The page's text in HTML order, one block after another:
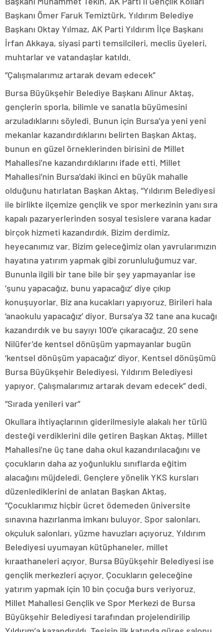
Başkanı Ömer Faruk Temiztürk, Yıldırım Belediye
Başkanı Oktay Yılmaz, AK Parti Yıldırım İlçe Başkanı
İrfan Akkaya, siyasi parti temsilcileri, meclis üyeleri,
muhtarlar ve vatandaşlar katıldı.
“Çalışmalarımız artarak devam edecek”
Bursa Büyükşehir Belediye Başkanı Alinur Aktaş,
gençlerin sporla, bilimle ve sanatla büyümesini
arzuladıklarını söyledi. Bunun için Bursa’ya yeni yeni
mekanlar kazandırdıklarını belirten Başkan Aktaş,
bunun en güzel örneklerinden birisini de Millet
Mahallesi’ne kazandırdıklarını ifade etti. Millet
Mahallesi’nin Bursa’daki ikinci en büyük mahalle
olduğunu hatırlatan Başkan Aktaş, “Yıldırım Belediyesi
ile birlikte ilçemize gençlik ve spor merkezinin yanı sıra
kapalı pazaryerlerinden sosyal tesislere varana kadar
birçok hizmeti kazandırdık. Bizim derdimiz,
heyecanımız var. Bizim geleceğimiz olan yavrularımızın
hayatına yatırım yapmak gibi zorunluluğumuz var.
Bununla ilgili bir tane bile bir şey yapmayanlar ise
‘şunu yapacağız, bunu yapacağız’ diye çıkıp
konuşuyorlar. Biz ana kucakları yapıyoruz. Birileri hala
‘anaokulu yapacağız’ diyor. Bursa’ya 32 tane ana kucağı
kazandırdık ve bu sayıyı 100’e çıkaracağız. 20 sene
Nilüfer’de kentsel dönüşüm yapmayanlar bugün
‘kentsel dönüşüm yapacağız’ diyor. Kentsel dönüşümü
Bursa Büyükşehir Belediyesi, Yıldırım Belediyesi
yapıyor. Çalışmalarımız artarak devam edecek” dedi.
“Sırada yenileri var”
Okullara ihtiyaçlarının giderilmesiyle alakalı her türlü
desteği verdiklerini dile getiren Başkan Aktaş, Millet
Mahallesi’ne üç tane daha okul kazandırılacağını ve
çocukların daha az yoğunluklu sınıflarda eğitim
alacağını müjdeledi. Gençlere yönelik YKS kursları
düzenlediklerini de anlatan Başkan Aktaş,
“Çocuklarımız hiçbir ücret ödemeden üniversite
sınavına hazırlanma imkanı buluyor. Spor salonları,
okçuluk salonları, yüzme havuzları açıyoruz. Yıldırım
Belediyesi uyumayan kütüphaneler, millet
kıraathaneleri açıyor. Bursa Büyükşehir Belediyesi ise
gençlik merkezleri açıyor. Çocukların geleceğine
yatırım yapmak için 10 bin çocuğa burs veriyoruz.
Millet Mahallesi Gençlik ve Spor Merkezi de Bursa
Büyükşehir Belediyesi tarafından projelendirilip